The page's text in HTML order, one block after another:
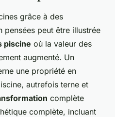
grâce à des
pensées peut être illustrée
piscine où la valeur des
augmenté. Un
une propriété en
autrefois terne et
complète
complète, incluant